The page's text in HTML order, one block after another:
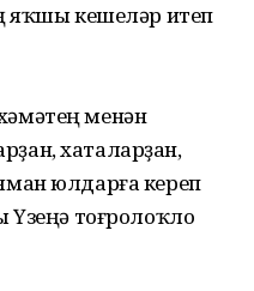
яҡшы кешеләр итеп
менән
хаталарҙан,
юлдарға кереп
Үзеңә тоғролоҡло